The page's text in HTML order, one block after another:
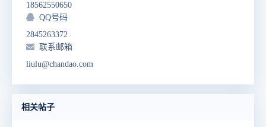
18562550650
QQ号码
2845263372
联系邮箱
liulu@chandao.com
相关帖子